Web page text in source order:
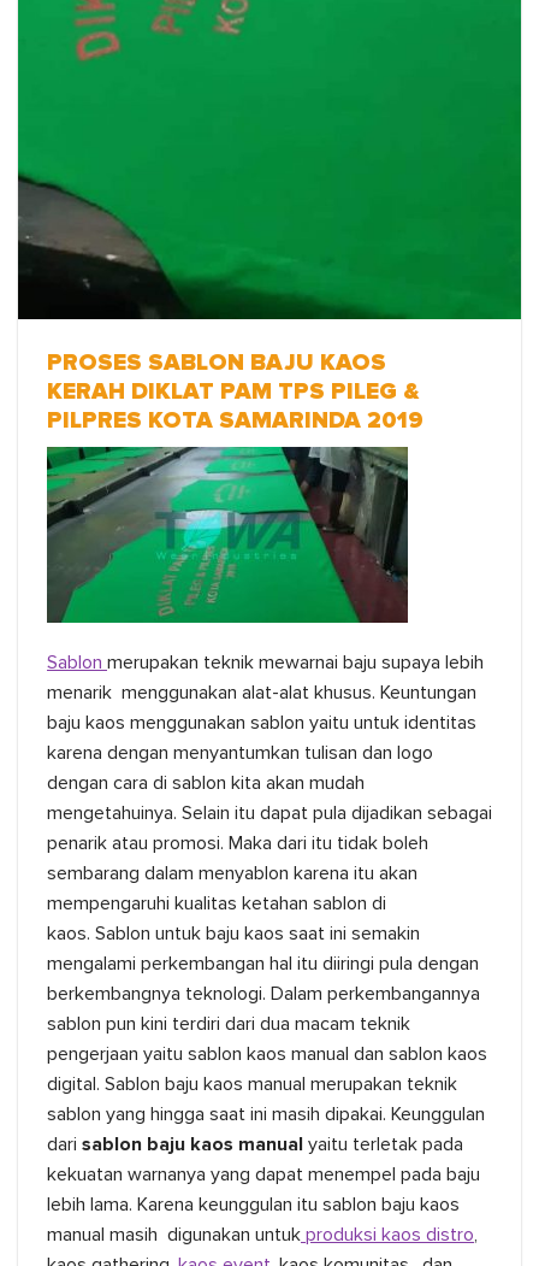
PROSES SABLON BAJU KAOS
KERAH DIKLAT PAM TPS PILEG &
PILPRES KOTA SAMARINDA 2019
Sablon merupakan teknik mewarnai baju supaya lebih
menarik menggunakan alat-alat khusus. Keuntungan
baju kaos menggunakan sablon yaitu untuk identitas
karena dengan menyantumkan tulisan dan logo
dengan cara di sablon kita akan mudah
mengetahuinya. Selain itu dapat pula dijadikan sebagai
penarik atau promosi. Maka dari itu tidak boleh
sembarang dalam menyablon karena itu akan
mempengaruhi kualitas ketahan sablon di
kaos. Sablon untuk baju kaos saat ini semakin
mengalami perkembangan hal itu diiringi pula dengan
berkembangnya teknologi. Dalam perkembangannya
sablon pun kini terdiri dari dua macam teknik
pengerjaan yaitu sablon kaos manual dan sablon kaos
digital. Sablon baju kaos manual merupakan teknik
sablon yang hingga saat ini masih dipakai. Keunggulan
dari sablon baju kaos manual yaitu terletak pada
kekuatan warnanya yang dapat menempel pada baju
lebih lama. Karena keunggulan itu sablon baju kaos
manual masih digunakan untuk produksi kaos distro,